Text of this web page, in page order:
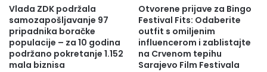
Vlada ZDK podržala
samozapošljavanje 97
pripadnika boračke
populacije – za 10 godina
podržano pokretanje 1.152
mala biznisa
Otvorene prijave za Bingo
Festival Fits: Odaberite
outfit s omiljenim
influencerom i zablistajte
na Crvenom tepihu
Sarajevo Film Festivala